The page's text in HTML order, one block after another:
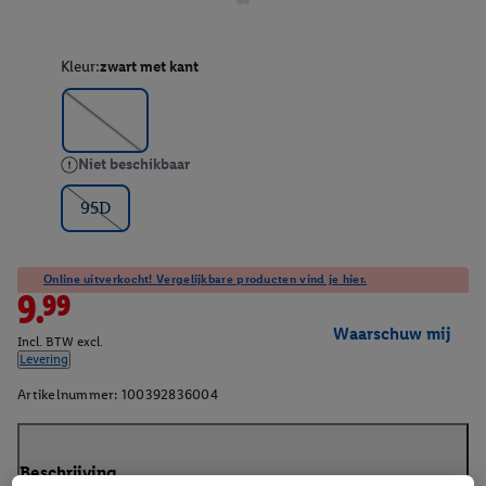
Kleur:zwart met kant
Niet beschikbaar
95D
Online uitverkocht! Vergelijkbare producten vind je hier.
9.99
Incl. BTW excl.
Levering
Waarschuw mij
Artikelnummer: 100392836004
Beschrijving